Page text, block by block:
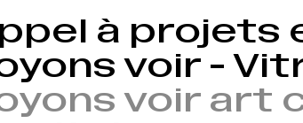
à projets
voir -
voir art